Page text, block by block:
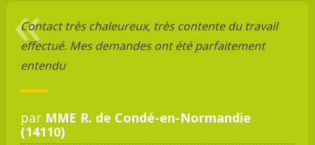
Contact très chaleureux, très contente du travail
effectué. Mes demandes ont été parfaitement
entendu
par MME R. de Condé-en-Normandie
(14110)